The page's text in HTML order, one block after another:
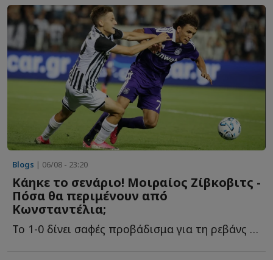
Blogs | 06/08 - 23:20
Κάηκε το σενάριο! Μοιραίος Ζίβκοβιτς -
Πόσα θα περιμένουν από
Κωνσταντέλια;
Το 1-0 δίνει σαφές προβάδισμα για τη ρεβάνς των Βρυξελλών. Ό...